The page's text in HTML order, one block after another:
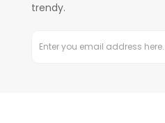
trendy.